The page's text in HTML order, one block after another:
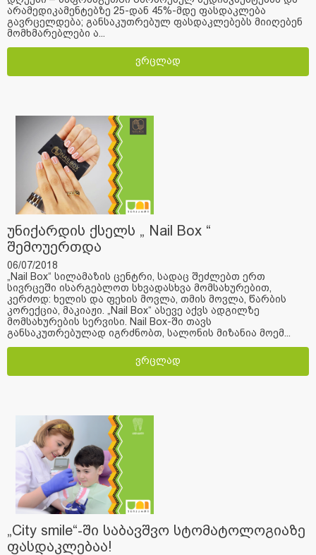
არამედიკამენტებზე 25-დან 45%-მდე ფასდაკლება
გავრცელდება; განსაკუთრებულ ფასდაკლებებს მიიღებენ
მომხმარებლები ა...
ვრცლად
უნიქარდის ქსელს „ Nail Box “
შემოუერთდა
06/07/2018
„Nail Box“ სილამაზის ცენტრი, სადაც შეძლებთ ერთ
სივრცეში ისარგებლოთ სხვადასხვა მომსახურებით,
კერძოდ: ხელის და ფეხის მოვლა, თმის მოვლა, წარბის
კორექცია, მაკიაჟი. „Nail Box“ ასევე აქვს ადგილზე
მომსახურების სერვისი. Nail Box-ში თავს
განსაკუთრებულად იგრძნობთ, სალონის მიზანია მოემ...
ვრცლად
„City smile“-ში საბავშვო სტომატოლოგიაზე
ფასდაკლებაა!